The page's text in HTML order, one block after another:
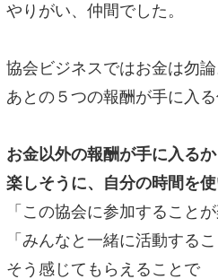
やりがい、仲間でした。
協会ビジネスではお金は勿論
あとの５つの報酬が手に入
お金以外の報酬が手に入るか
楽しそうに、自分の時間を使
「この協会に参加することが
「みんなと一緒に活動する
そう感じてもらえることで